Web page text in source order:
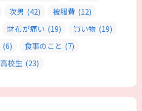
次男 (42) 被服費 (12)
財布が痛い (19) 買い物 (19)
(6) 食事のこと (7)
高校生 (23)